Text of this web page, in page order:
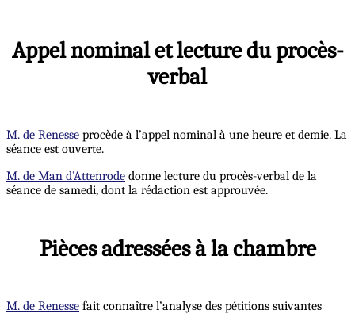
Appel nominal et lecture du procès-
verbal
M. de Renesse procède à l’appel nominal à une heure et demie. La
séance est ouverte.
M. de Man d’Attenrode donne lecture du procès-verbal de la
séance de samedi, dont la rédaction est approuvée.
Pièces adressées à la chambre
M. de Renesse fait connaître l’analyse des pétitions suivantes